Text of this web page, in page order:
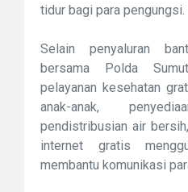
tidur bagi para pengungsi.
Selain penyaluran
bersama Polda
pelayanan kesehatan
anak-anak,
pendistribusian air
internet gratis
membantu komunikasi